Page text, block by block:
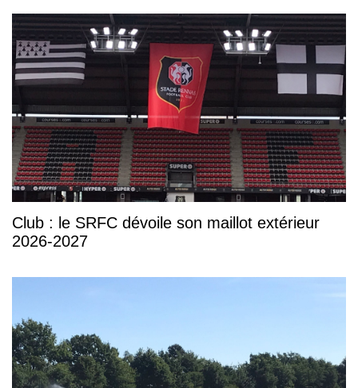
Club : le SRFC dévoile son maillot extérieur
2026-2027